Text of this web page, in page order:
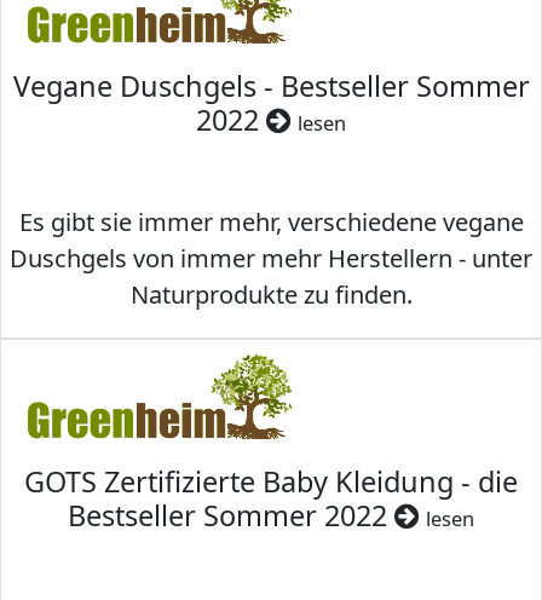
Vegane Duschgels - Bestseller Sommer
2022
lesen
Es gibt sie immer mehr, verschiedene vegane
Duschgels von immer mehr Herstellern - unter
Naturprodukte zu finden.
GOTS Zertifizierte Baby Kleidung - die
Bestseller Sommer 2022
lesen